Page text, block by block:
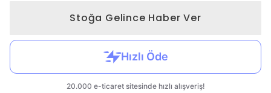
Stoğa Gelince Haber Ver